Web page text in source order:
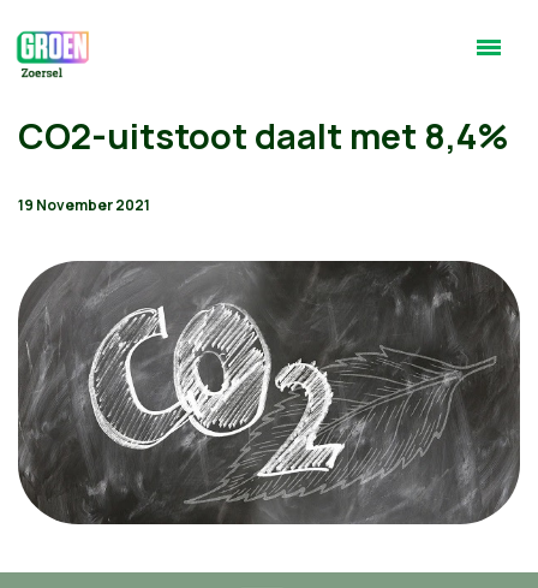
CO2-uitstoot daalt met 8,4%
19 November 2021